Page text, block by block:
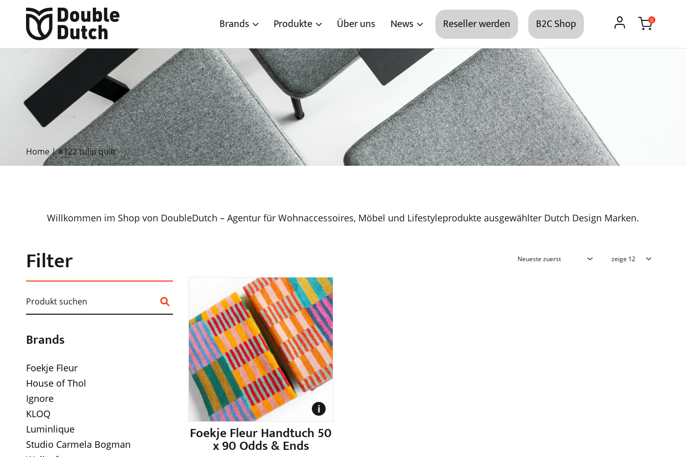
Brands Produkte Über uns News Reseller werden B2C Shop 0
Home|#122 tulip quilt
Willkommen im Shop von DoubleDutch – Agentur für Wohnaccessoires, Möbel und Lifestyleprodukte ausgewählter Dutch Design Marken.
Filter
Brands
Foekje Fleur
House of Thol
Ignore
KLOQ
Luminlique
Studio Carmela Bogman
Foekje Fleur Handtuch 50
x 90 Odds & Ends